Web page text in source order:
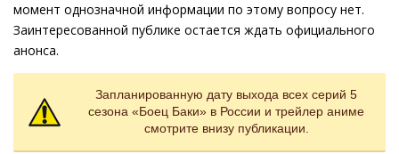
момент однозначной информации по этому вопросу нет.
Заинтересованной публике остается ждать официального
анонса.
Запланированную дату выхода всех серий 5
сезона «Боец Баки» в России и трейлер аниме
смотрите внизу публикации.